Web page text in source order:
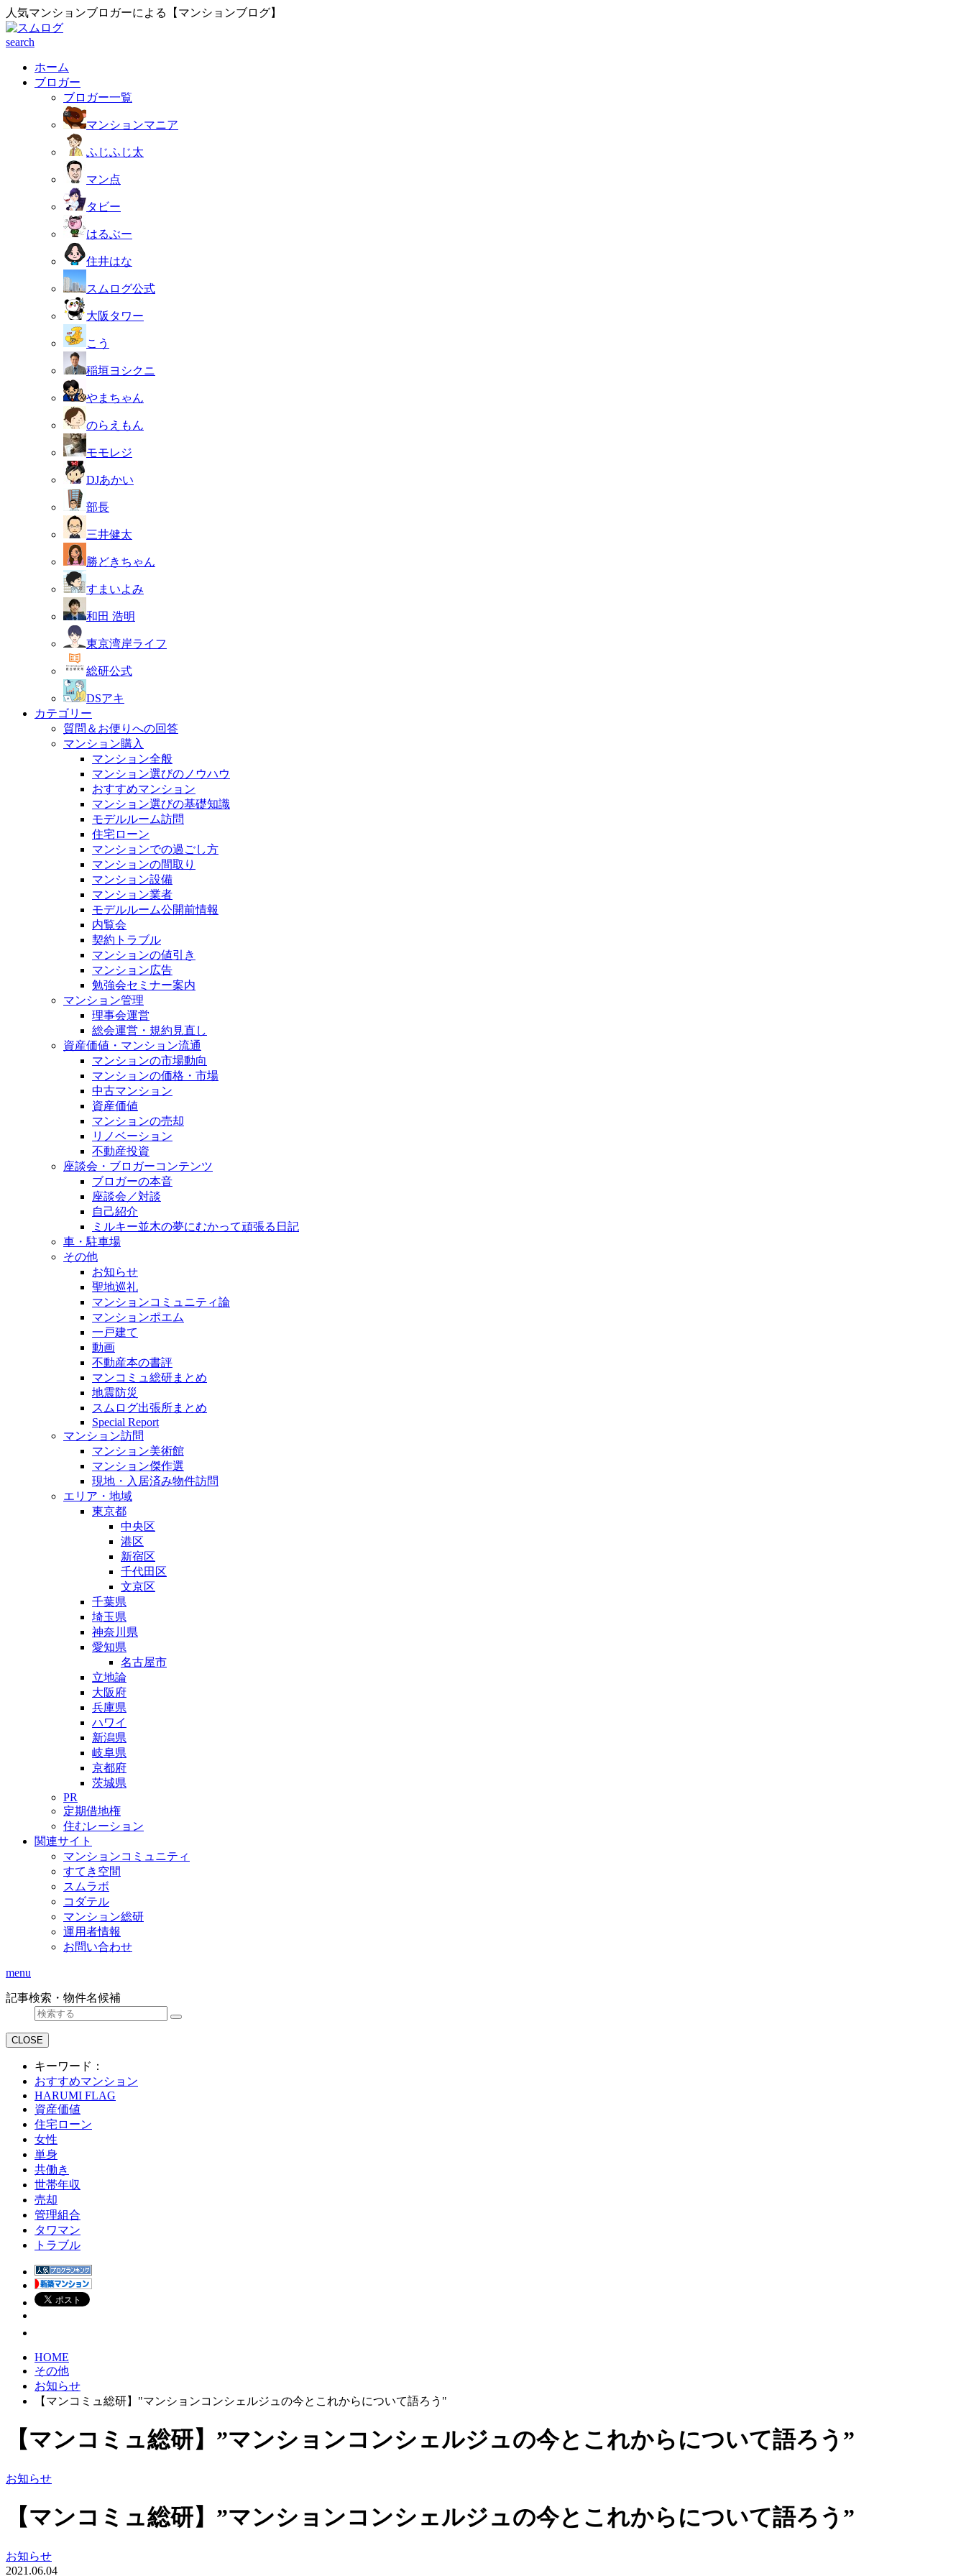
人気マンションブロガーによる【マンションブログ】
search
ホーム
ブロガー
ブロガー一覧
マンションマニア
ふじふじ太
マン点
タビー
はるぶー
住井はな
スムログ公式
大阪タワー
こう
稲垣ヨシクニ
やまちゃん
のらえもん
モモレジ
DJあかい
部長
三井健太
勝どきちゃん
すまいよみ
和田 浩明
東京湾岸ライフ
総研公式
DSアキ
カテゴリー
質問＆お便りへの回答
マンション購入
マンション全般
マンション選びのノウハウ
おすすめマンション
マンション選びの基礎知識
モデルルーム訪問
住宅ローン
マンションでの過ごし方
マンションの間取り
マンション設備
マンション業者
モデルルーム公開前情報
内覧会
契約トラブル
マンションの値引き
マンション広告
勉強会セミナー案内
マンション管理
理事会運営
総会運営・規約見直し
資産価値・マンション流通
マンションの市場動向
マンションの価格・市場
中古マンション
資産価値
マンションの売却
リノベーション
不動産投資
座談会・ブロガーコンテンツ
ブロガーの本音
座談会／対談
自己紹介
ミルキー並木の夢にむかって頑張る日記
車・駐車場
その他
お知らせ
聖地巡礼
マンションコミュニティ論
マンションポエム
一戸建て
動画
不動産本の書評
マンコミュ総研まとめ
地震防災
スムログ出張所まとめ
Special Report
マンション訪問
マンション美術館
マンション傑作選
現地・入居済み物件訪問
エリア・地域
東京都
中央区
港区
新宿区
千代田区
文京区
千葉県
埼玉県
神奈川県
愛知県
名古屋市
立地論
大阪府
兵庫県
ハワイ
新潟県
岐阜県
京都府
茨城県
PR
定期借地権
住むレーション
関連サイト
マンションコミュニティ
すてき空間
スムラボ
コダテル
マンション総研
運用者情報
お問い合わせ
menu
記事検索・物件名候補
CLOSE
キーワード：
おすすめマンション
HARUMI FLAG
資産価値
住宅ローン
女性
単身
共働き
世帯年収
売却
管理組合
タワマン
トラブル
HOME
その他
お知らせ
【マンコミュ総研】"マンションコンシェルジュの今とこれからについて語ろう"
【マンコミュ総研】”マンションコンシェルジュの今とこれからについて語ろう”
お知らせ
【マンコミュ総研】”マンションコンシェルジュの今とこれからについて語ろう”
お知らせ
2021.06.04